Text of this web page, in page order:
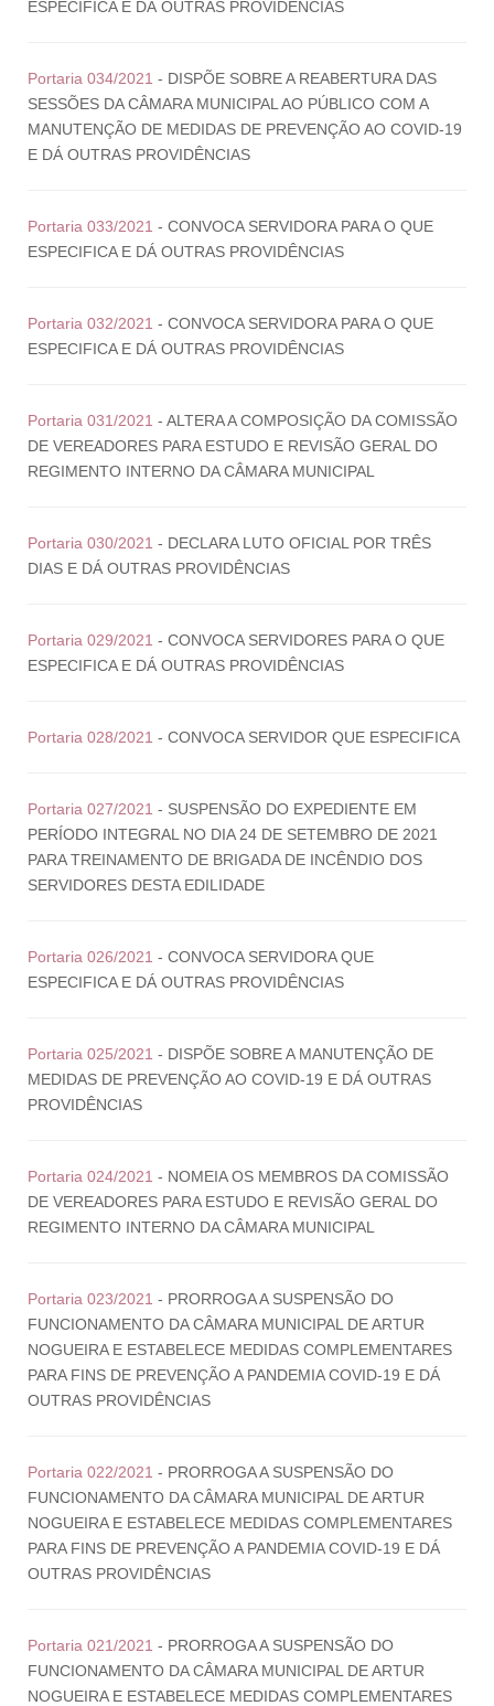
ESPECIFICA E DÁ OUTRAS PROVIDÊNCIAS
Portaria 034/2021 - DISPÕE SOBRE A REABERTURA DAS
SESSÕES DA CÂMARA MUNICIPAL AO PÚBLICO COM A
MANUTENÇÃO DE MEDIDAS DE PREVENÇÃO AO COVID-19
E DÁ OUTRAS PROVIDÊNCIAS
Portaria 033/2021 - CONVOCA SERVIDORA PARA O QUE
ESPECIFICA E DÁ OUTRAS PROVIDÊNCIAS
Portaria 032/2021 - CONVOCA SERVIDORA PARA O QUE
ESPECIFICA E DÁ OUTRAS PROVIDÊNCIAS
Portaria 031/2021 - ALTERA A COMPOSIÇÃO DA COMISSÃO
DE VEREADORES PARA ESTUDO E REVISÃO GERAL DO
REGIMENTO INTERNO DA CÂMARA MUNICIPAL
Portaria 030/2021 - DECLARA LUTO OFICIAL POR TRÊS
DIAS E DÁ OUTRAS PROVIDÊNCIAS
Portaria 029/2021 - CONVOCA SERVIDORES PARA O QUE
ESPECIFICA E DÁ OUTRAS PROVIDÊNCIAS
Portaria 028/2021 - CONVOCA SERVIDOR QUE ESPECIFICA
Portaria 027/2021 - SUSPENSÃO DO EXPEDIENTE EM
PERÍODO INTEGRAL NO DIA 24 DE SETEMBRO DE 2021
PARA TREINAMENTO DE BRIGADA DE INCÊNDIO DOS
SERVIDORES DESTA EDILIDADE
Portaria 026/2021 - CONVOCA SERVIDORA QUE
ESPECIFICA E DÁ OUTRAS PROVIDÊNCIAS
Portaria 025/2021 - DISPÕE SOBRE A MANUTENÇÃO DE
MEDIDAS DE PREVENÇÃO AO COVID-19 E DÁ OUTRAS
PROVIDÊNCIAS
Portaria 024/2021 - NOMEIA OS MEMBROS DA COMISSÃO
DE VEREADORES PARA ESTUDO E REVISÃO GERAL DO
REGIMENTO INTERNO DA CÂMARA MUNICIPAL
Portaria 023/2021 - PRORROGA A SUSPENSÃO DO
FUNCIONAMENTO DA CÂMARA MUNICIPAL DE ARTUR
NOGUEIRA E ESTABELECE MEDIDAS COMPLEMENTARES
PARA FINS DE PREVENÇÃO A PANDEMIA COVID-19 E DÁ
OUTRAS PROVIDÊNCIAS
Portaria 022/2021 - PRORROGA A SUSPENSÃO DO
FUNCIONAMENTO DA CÂMARA MUNICIPAL DE ARTUR
NOGUEIRA E ESTABELECE MEDIDAS COMPLEMENTARES
PARA FINS DE PREVENÇÃO A PANDEMIA COVID-19 E DÁ
OUTRAS PROVIDÊNCIAS
Portaria 021/2021 - PRORROGA A SUSPENSÃO DO
FUNCIONAMENTO DA CÂMARA MUNICIPAL DE ARTUR
NOGUEIRA E ESTABELECE MEDIDAS COMPLEMENTARES